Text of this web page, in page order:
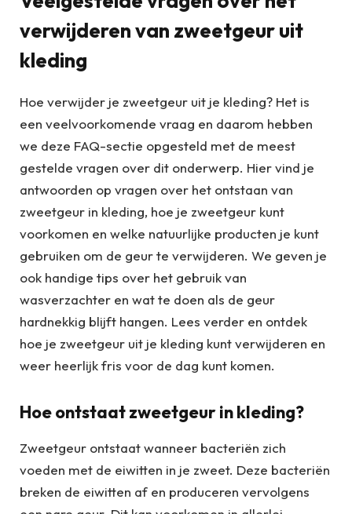
verwijderen van zweetgeur uit
kleding
Hoe verwijder je zweetgeur uit je kleding? Het is
een veelvoorkomende vraag en daarom hebben
we deze FAQ-sectie opgesteld met de meest
gestelde vragen over dit onderwerp. Hier vind je
antwoorden op vragen over het ontstaan van
zweetgeur in kleding, hoe je zweetgeur kunt
voorkomen en welke natuurlijke producten je kunt
gebruiken om de geur te verwijderen. We geven je
ook handige tips over het gebruik van
wasverzachter en wat te doen als de geur
hardnekkig blijft hangen. Lees verder en ontdek
hoe je zweetgeur uit je kleding kunt verwijderen en
weer heerlijk fris voor de dag kunt komen.
Hoe ontstaat zweetgeur in kleding?
Zweetgeur ontstaat wanneer bacteriën zich
voeden met de eiwitten in je zweet. Deze bacteriën
breken de eiwitten af en produceren vervolgens